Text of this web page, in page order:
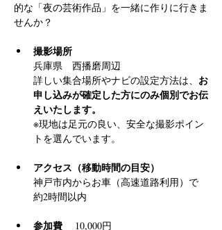
的な「夜の芸術作品」を一緒に作りに行きま
せんか？
撮影場所
兵庫県　西播磨周辺
詳しい集合場所やナビの設定方法は、 お
申し込みが確定した方にのみ個別でお伝
えいたします。
※現地は足元の良い、安全な撮影ポイン
トを選んでいます。
アクセス（移動時間の目安）
神戸市内からお車（高速道路利用）で
約2時間以内
参加費 10,000円